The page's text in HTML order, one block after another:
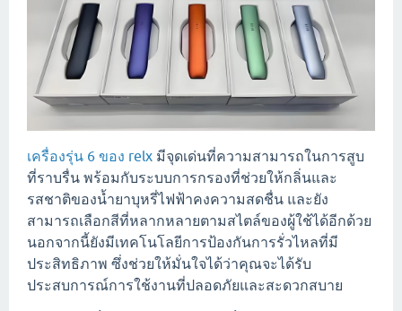
เครื่องรุ่น 6 ของ relx มีจุดเด่นที่ความสามารถในการสูบ
ที่ราบรื่น พร้อมกับระบบการกรองที่ช่วยให้กลิ่นและ
รสชาติของน้ำยาบุหรี่ไฟฟ้าคงความสดชื่น และยัง
สามารถเลือกสีที่หลากหลายตามสไตล์ของผู้ใช้ได้อีกด้วย
นอกจากนี้ยังมีเทคโนโลยีการป้องกันการรั่วไหลที่มี
ประสิทธิภาพ ซึ่งช่วยให้มั่นใจได้ว่าคุณจะได้รับ
ประสบการณ์การใช้งานที่ปลอดภัยและสะดวกสบาย